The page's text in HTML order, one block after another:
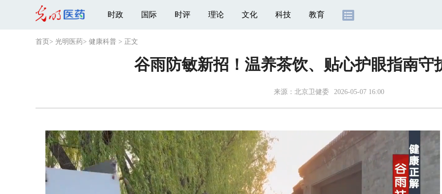
时政 国际 时评 理论 文化 科技 教育
首页 > 光明医药> 健康科普 > 正文
谷雨防敏新招！温养茶饮、贴心护眼指南守
来源：北京卫健委 2026-05-07 16:00